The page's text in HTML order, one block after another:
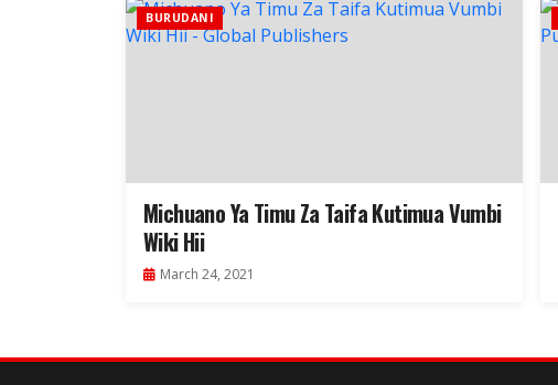
BURUDANI
Michuano Ya Timu Za Taifa Kutimua Vumbi
Wiki Hii
March 24, 2021